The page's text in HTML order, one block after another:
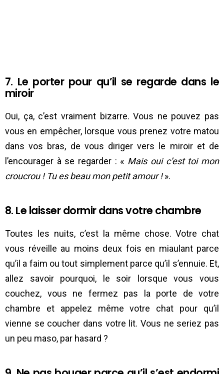
7. Le porter pour qu’il se regarde dans le
miroir
Oui, ça, c’est vraiment bizarre. Vous ne pouvez pas
vous en empêcher, lorsque vous prenez votre matou
dans vos bras, de vous diriger vers le miroir et de
l’encourager à se regarder : « Mais oui c’est toi mon
croucrou ! Tu es beau mon petit amour !».
8. Le laisser dormir dans votre chambre
Toutes les nuits, c’est la même chose. Votre chat
vous réveille au moins deux fois en miaulant parce
qu’il a faim ou tout simplement parce qu’il s’ennuie. Et,
allez savoir pourquoi, le soir lorsque vous vous
couchez, vous ne fermez pas la porte de votre
chambre et appelez même votre chat pour qu’il
vienne se coucher dans votre lit. Vous ne seriez pas
un peu maso, par hasard ?